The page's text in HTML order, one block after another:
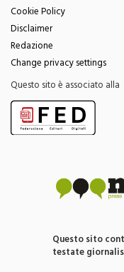
Disclaimer
Redazione
Change privacy settings
Questo sito è associato alla
testate